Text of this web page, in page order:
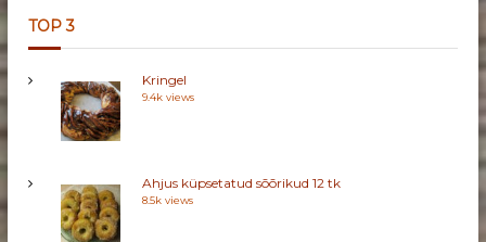
r
:D
D
TOP 3
Kringel
9.4k views
Ahjus küpsetatud sõõrikud 12 tk
8.5k views